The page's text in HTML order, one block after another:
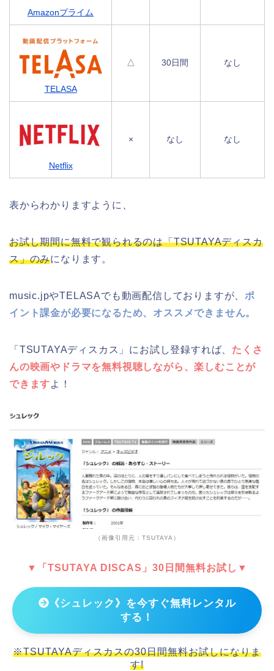
Amazonプライム
TELASA
△ 30日間 なし
Netflix
× なし なし
表からわかりますように、
お試し期間に無料で観られるのは「TSUTAYAディスカ
ス」のみになります。
music.jpやTELASAでも動画配信しておりますが、 ポ
イント課金が必要になるため、オススメできません。
「TSUTAYAディスカス」にお試し登録すれば、 たくさ
んの映画やドラマを無料視聴しながら、楽しむことが
できますよ！
（画像引用元：TSUTAYA）
▼「TSUTAYA DISCAS」30日間無料お試し▼
《シュレック》を今すぐ無料レンタル
する！
※TSUTAYAディスカスの30日間無料お試しになりま
す!